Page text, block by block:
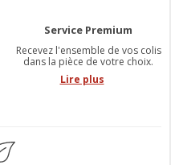
Service Premium
Recevez l'ensemble de vos colis
dans la pièce de votre choix.
Lire plus